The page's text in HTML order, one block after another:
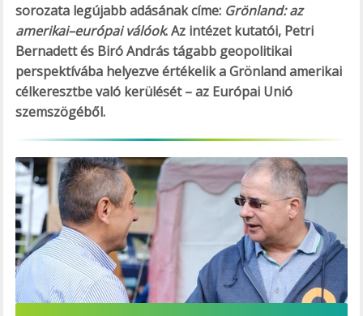
sorozata legújabb adásának címe: Grönland: az
amerikai–európai válóok. Az intézet kutatói, Petri
Bernadett és Biró András tágabb geopolitikai
perspektívába helyezve értékelik a Grönland amerikai
célkeresztbe való kerülését – az Európai Unió
szemszögéből.